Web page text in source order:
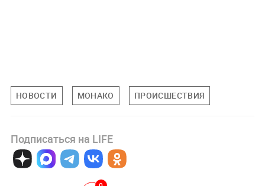
НОВОСТИ МОНАКО ПРОИСШЕСТВИЯ
Подписаться на LIFE